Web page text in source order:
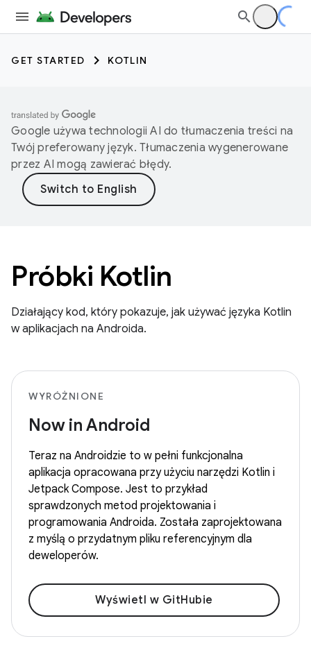
GET STARTED KOTLIN
Google używa technologii AI do tłumaczenia treści na
Twój preferowany język. Tłumaczenia wygenerowane
przez AI mogą zawierać błędy.
Próbki Kotlin
Działający kod, który pokazuje, jak używać języka Kotlin
w aplikacjach na Androida.
WYRÓŻNIONE
Now in Android
Teraz na Androidzie to w pełni funkcjonalna
aplikacja opracowana przy użyciu narzędzi Kotlin i
Jetpack Compose. Jest to przykład
sprawdzonych metod projektowania i
programowania Androida. Została zaprojektowana
z myślą o przydatnym pliku referencyjnym dla
deweloperów.
Wyświetl w GitHubie